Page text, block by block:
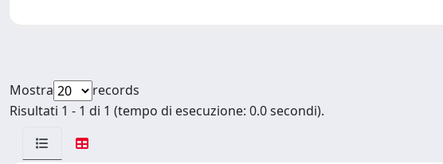
Mostra
records
Risultati 1 - 1 di 1 (tempo di esecuzione: 0.0 secondi).